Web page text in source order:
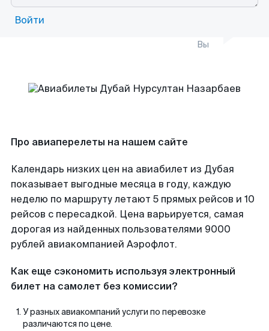
Войти
Вы
Про авиаперелеты на нашем сайте
Календарь низких цен на авиабилет из Дубая
показывает выгодные месяца в году, каждую
неделю по маршруту летают 5 прямых рейсов и 10
рейсов с пересадкой. Цена варьируется, самая
дорогая из найденных пользователями 9000
рублей авиакомпанией Аэрофлот.
Как еще сэкономить используя электронный
билет на самолет без комиссии?
У разных авиакомпаний услуги по перевозке
различаются по цене.